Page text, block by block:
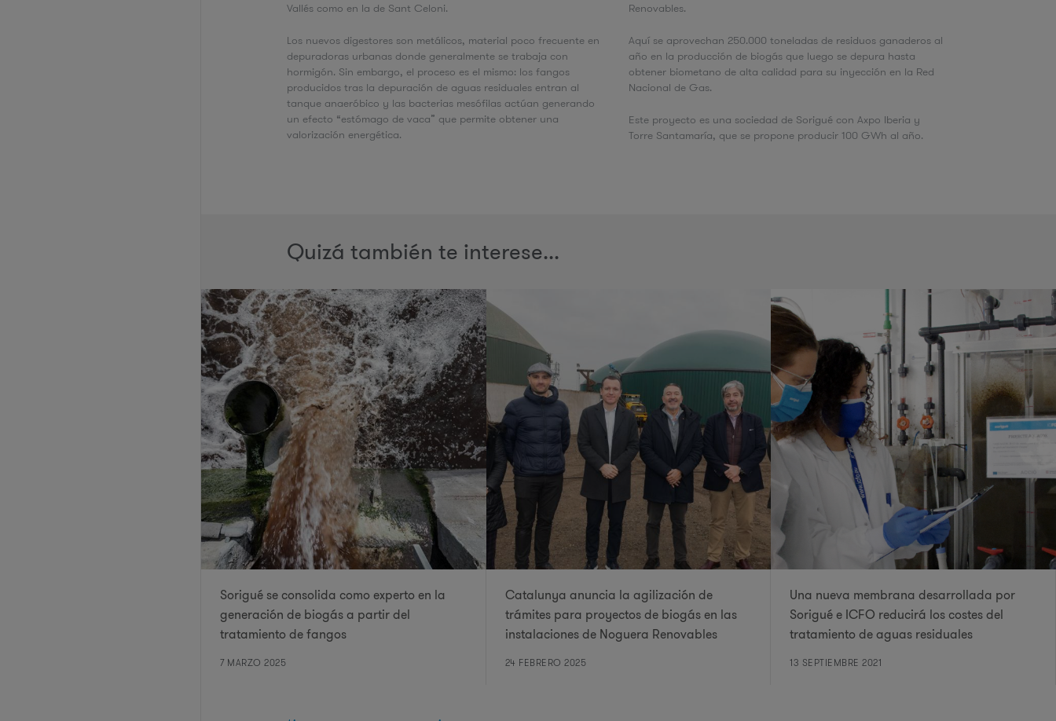
Vallés como en la de Sant Celoni.
Los nuevos digestores son metálicos, material poco frecuente en
depuradoras urbanas donde generalmente se trabaja con
hormigón. Sin embargo, el proceso es el mismo: los fangos
producidos tras la depuración de aguas residuales entran al
tanque anaeróbico y las bacterias mesófilas actúan generando
un efecto “estómago de vaca” que permite obtener una
valorización energética.
Renovables.
Aquí se aprovechan 250.000 toneladas de residuos ganaderos al
año en la producción de biogás que luego se depura hasta
obtener biometano de alta calidad para su inyección en la Red
Nacional de Gas.
Este proyecto es una sociedad de Sorigué con Axpo Iberia y
Torre Santamaría, que se propone producir 100 GWh al año.
Quizá también te interese...
Sorigué se consolida como experto en la
generación de biogás a partir del
tratamiento de fangos
7 MARZO 2025
Catalunya anuncia la agilización de
trámites para proyectos de biogás en las
instalaciones de Noguera Renovables
24 FEBRERO 2025
Una nueva membrana desarrollada por
Sorigué e ICFO reducirá los costes del
tratamiento de aguas residuales
13 SEPTIEMBRE 2021